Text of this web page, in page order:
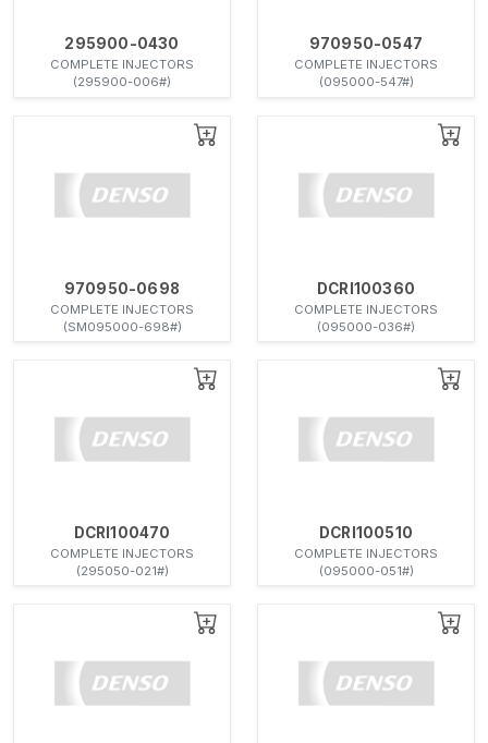
295900-0430
COMPLETE INJECTORS
(295900-006#)
970950-0547
COMPLETE INJECTORS
(095000-547#)
970950-0698
COMPLETE INJECTORS
(SM095000-698#)
DCRI100360
COMPLETE INJECTORS
(095000-036#)
DCRI100470
COMPLETE INJECTORS
(295050-021#)
DCRI100510
COMPLETE INJECTORS
(095000-051#)